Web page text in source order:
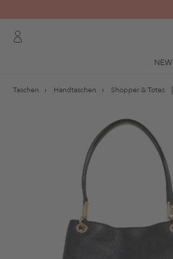
NEW
Taschen Handtaschen Shopper & Totes